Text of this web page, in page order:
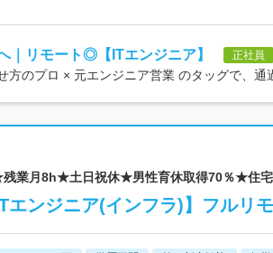
｜リモート◎【ITエンジニア】 正社員
方のプロ × 元エンジニア営業 のタッグで、通
業月8h★土日祝休★男性育休取得70％★住
エンジニア(インフラ)】フルリ